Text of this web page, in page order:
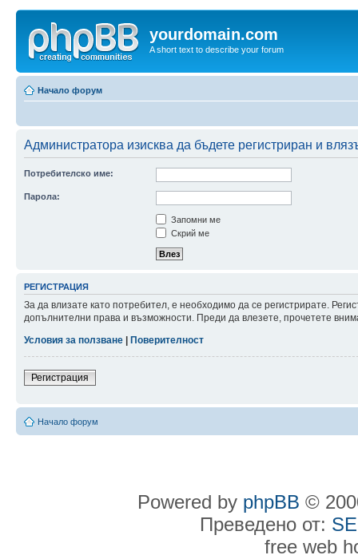
yourdomain.com
A short text to describe your forum
Начало форум
Администратора изисква да бъдете регистриран и
Потребителско име:
Парола:
Запомни ме
Скрий ме
РЕГИСТРАЦИЯ
За да влизате като потребител, е необходимо да се регистрирате.
допълнителни права и възможности. Преди да влезете, прочетете
Условия за ползване
Поверителност
Регистрация
Начало форум
Powered by phpBB ©
Преведено от:
free web